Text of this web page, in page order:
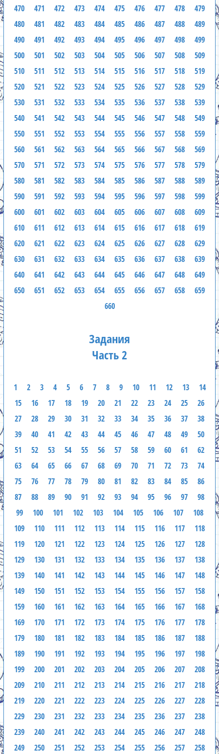
470 471 472 473 474 475 476 477 478
479
480
481 482 483 484 485 486 487 488
489
490
491 492 493 494 495 496 497 498
499
500
501 502 503 504 505 506 507 508
509
510
511 512 513 514 515 516 517 518
519
520
521 522 523 524 525 526 527 528
529
530
531 532 533 534 535 536 537 538
539
540
541 542 543 544 545 546 547 548
549
550
551 552 553 554 555 556 557 558
559
560
561 562 563 564 565 566 567 568
569
570
571 572 573 574 575 576 577 578
579
580
581 582 583 584 585 586 587 588
589
590
591 592 593 594 595 596 597 598
599
600
601 602 603 604 605 606 607 608
609
610
611 612 613 614 615 616 617 618
619
620
621 622 623 624 625 626 627 628
629
630
631 632 633 634 635 636 637 638
639
640
641 642 643 644 645 646 647 648
649
650
651 652 653 654 655 656 657 658
659
660
Задания
Часть 2
1 2 3 4 5 6 7 8 9 10 11 12 13
14
15
16 17 18 19 20 21 22 23 24 25
26
27
28 29 30 31 32 33 34 35 36 37
38
39
40 41 42 43 44 45 46 47 48 49
50
51
52 53 54 55 56 57 58 59 60 61
62
63
64 65 66 67 68 69 70 71 72 73
74
75
76 77 78 79 80 81 82 83 84 85
86
87
88 89 90 91 92 93 94 95 96 97
98
99
100 101 102 103 104 105 106 107
108
109
110 111 112 113 114 115 116 117
118
119
120 121 122 123 124 125 126 127
128
129
130 131 132 133 134 135 136 137
138
139
140 141 142 143 144 145 146 147
148
149
150 151 152 153 154 155 156 157
158
159
160 161 162 163 164 165 166 167
168
169
170 171 172 173 174 175 176 177
178
179
180 181 182 183 184 185 186 187
188
189
190 191 192 193 194 195 196 197
198
199
200 201 202 203 204 205 206 207
208
209
210 211 212 213 214 215 216 217
218
219
220 221 222 223 224 225 226 227
228
229
230 231 232 233 234 235 236 237
238
239
240 241 242 243 244 245 246 247
248
249
250 251 252 253 254 255 256 257
258